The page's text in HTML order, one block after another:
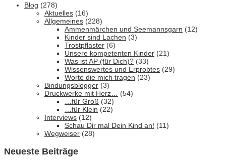
Blog (278)
Aktuelles (16)
Allgemeines (228)
Ammenmärchen und Seemannsgarn (12)
Kinder sind Lachen (3)
Trostpflaster (6)
Unsere kompetenten Kinder (21)
Was ist AP (für Dich)? (33)
Wissenswertes und Erprobtes (29)
Worte die mich tragen (23)
Bindungsblogger (3)
Druckwerke mit Herz…
(54)
…für Groß (32)
…für Klein (22)
Interviews (12)
Schau Dir mal Dein Kind an! (11)
Wegweiser (28)
Neueste Beiträge